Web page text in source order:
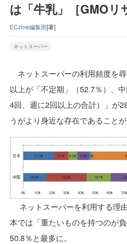
は「牛乳」［GMOリ
ECzine編集部[著]
ネットスーパー
ネットスーパーの利用頻度を
以上が「不定期」（52.7％）、
4回、週に2回以上の合計）」が
うがより身近な存在であることが
ネットスーパーを利用する理
本では「重たいものを持つのが
50.8％と最多に。